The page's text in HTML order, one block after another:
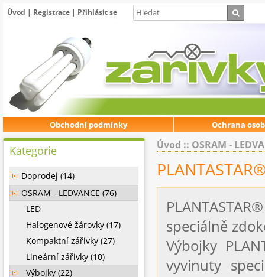
Úvod | Registrace | Přihlásit se
Obchodní podmínky Ochrana
Úvod :: OSRAM -
speciálně
Výbojky
vyvinuty
Kategorie
Doprodej (14)
OSRAM - LEDVANCE (76)
LED
Halogenové žárovky (17)
Kompaktní zářivky (27)
Lineární zářivky (10)
Výbojky (22)